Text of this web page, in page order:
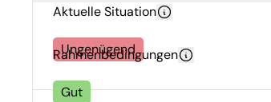
Aktuelle Situation
Ungenügend
Rahmenbedingungen
Gut